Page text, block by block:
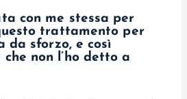
con me stessa per
trattamento per
da sforzo, e così
non l’ho detto a